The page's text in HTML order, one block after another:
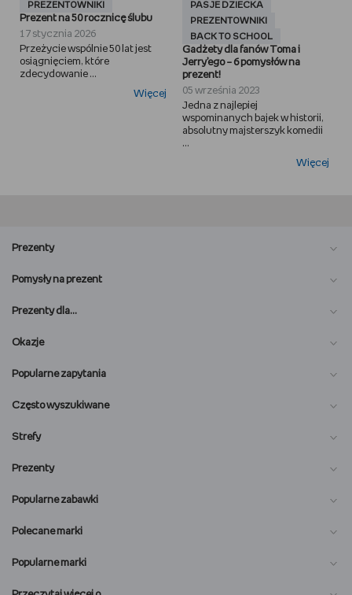
PREZENTOWNIKI
Prezent na 50 rocznicę ślubu
17 stycznia 2026
Przeżycie wspólnie 50 lat jest
osiągnięciem, które
zdecydowanie ...
Więcej
PASJE DZIECKA
PREZENTOWNIKI
BACK TO SCHOOL
Gadżety dla fanów Toma i
Jerry’ego – 6 pomysłów na
prezent!
05 września 2023
Jedna z najlepiej
wspominanych bajek w historii,
absolutny majsterszyk komedii
...
Więcej
Prezenty
Pomysły na prezent
Prezenty dla…
Okazje
Popularne zapytania
Często wyszukiwane
Strefy
Prezenty
Popularne zabawki
Polecane marki
Popularne marki